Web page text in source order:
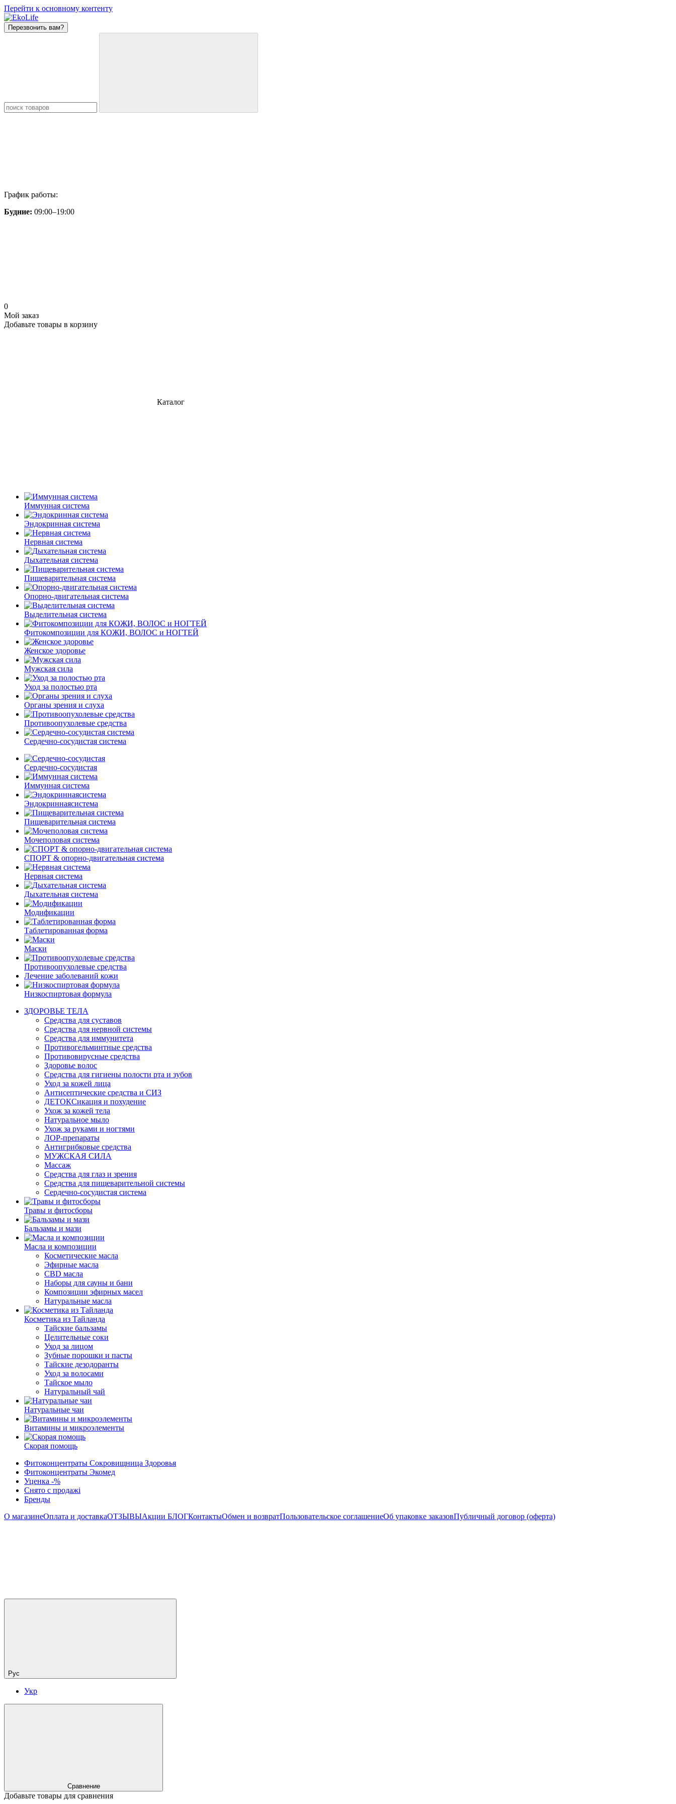
Перейти к основному контенту
Перезвонить вам?
График работы:
Будние: 09:00–19:00
0
Мой заказ
Добавьте товары в корзину
Каталог
Иммунная система
Эндокринная система
Нервная система
Дыхательная система
Пищеварительная система
Опорно-двигательная система
Выделительная система
Фитокомпозиции для КОЖИ, ВОЛОС и НОГТЕЙ
Женское здоровье
Мужская сила
Уход за полостью рта
Органы зрения и слуха
Противоопухолевые средства
Сердечно-сосудистая система
Сердечно-сосудистая
Иммунная система
Эндокриннаясистема
Пищеварительная система
Мочеполовая система
СПОРТ & опорно-двигательная система
Нервная система
Дыхательная система
Модификации
Таблетированная форма
Маски
Противоопухолевые средства
Лечение заболеваний кожи
Низкоспиртовая формула
ЗДОРОВЬЕ ТЕЛА
Средства для суставов
Средства для нервной системы
Средства для иммунитета
Противогельминтные средства
Противовирусные средства
Здоровье волос
Средства для гигиены полости рта и зубов
Уход за кожей лица
Антисептические средства и СИЗ
ДЕТОКСикация и похудение
Ухож за кожей тела
Натуральное мыло
Ухож за руками и ногтями
ЛОР-препараты
Антигрибковые средства
МУЖСКАЯ СИЛА
Массаж
Средства для глаз и зрения
Средства для пищеварительной системы
Сердечно-сосудистая система
Травы и фитосборы
Бальзамы и мази
Масла и композиции
Косметические масла
Эфирные масла
CBD масла
Наборы для сауны и бани
Композиции эфирных масел
Натуральные масла
Косметика из Тайланда
Тайские бальзамы
Целительные соки
Уход за лицом
Зубные порошки и пасты
Тайские дезодоранты
Уход за волосами
Тайское мыло
Натуральный чай
Натуральные чаи
Витамины и микроэлементы
Скорая помощь
Фитоконцентраты Сокровищница Здоровья
Фитоконцентраты Экомед
Уценка -%
Снято с продажі
Бренды
О магазинеОплата и доставкаОТЗЫВЫАкции БЛОГКонтактыОбмен и возвратПользовательское соглашениеОб упаковке заказовПубличный договор (оферта)
Рус
Укр
Сравнение
Добавьте товары для сравнения